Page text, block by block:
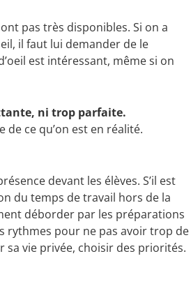
pas très disponibles. Si on a
il faut lui demander de le
est intéressant, même si on
ni trop parfaite.
de ce qu’on est en réalité.
devant les élèves. S’il est
du temps de travail hors de la
déborder par les préparations
rythmes pour ne pas avoir trop de
vie privée, choisir des priorités.